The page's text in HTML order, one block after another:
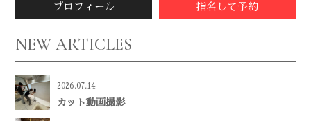
プロフィール 指名して予約
NEW ARTICLES
2026.07.14
カット動画撮影